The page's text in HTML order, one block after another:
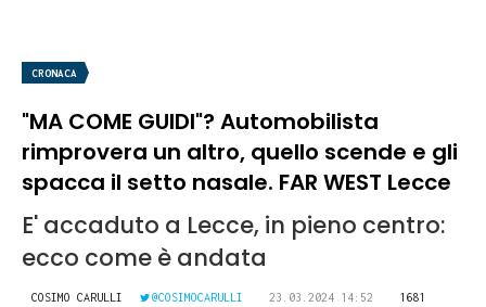
CRONACA
"MA COME GUIDI"? Automobilista
rimprovera un altro, quello scende e gli
spacca il setto nasale. FAR WEST Lecce
E' accaduto a Lecce, in pieno centro:
ecco come è andata
COSIMO CARULLI @COSIMOCARULLI 23.03.2024 14:52
1681